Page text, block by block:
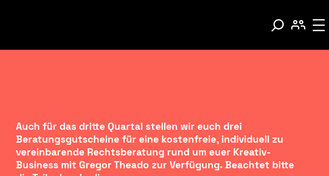
Auch für das dritte Quartal stellen wir euch drei
Beratungsgutscheine für eine kostenfreie, individuell zu
vereinbarende Rechtsberatung rund um euer Kreativ-
Business mit Gregor Theado zur Verfügung. Beachtet bitte